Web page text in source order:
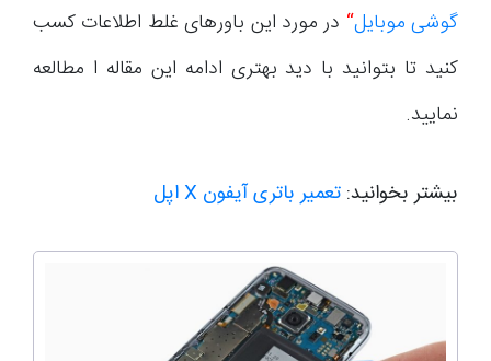
گوشی موبایل“ در مورد این باورهای غلط اطلاعات کسب
کنید تا بتوانید با دید بهتری ادامه این مقاله ا مطالعه
نمایید.
بیشتر بخوانید: تعمیر باتری آیفون X اپل